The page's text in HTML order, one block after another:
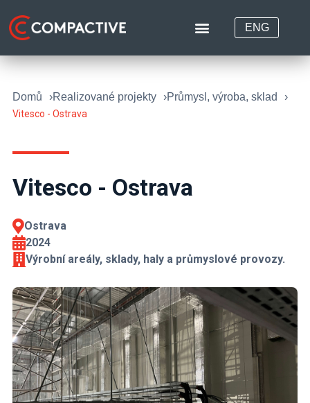
ENG
Domů Realizované projekty Průmysl, výroba, sklad
Vitesco - Ostrava
Vitesco - Ostrava
Ostrava
2024
Výrobní areály, sklady, haly a průmyslové provozy.